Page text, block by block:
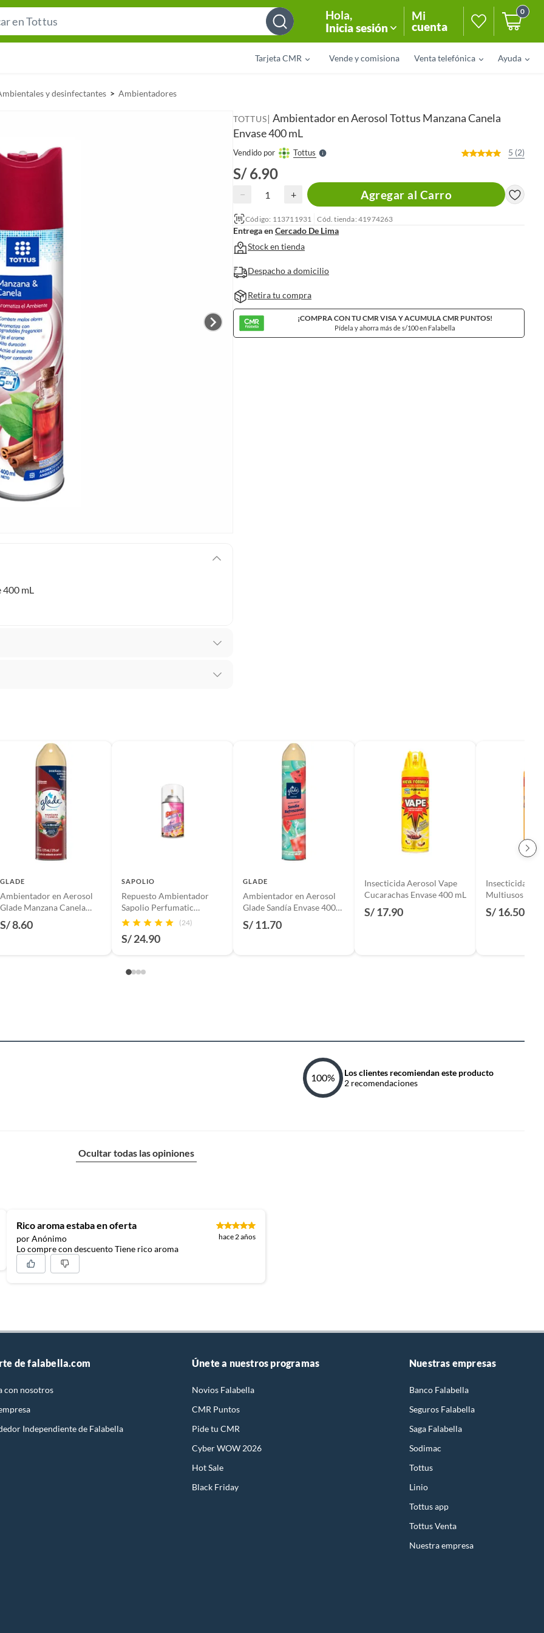
e
h
Hola,
Inicia sesión
Mi
cuenta
0
Tarjeta CMR Vende y comisiona Venta telefónica Ayuda
y desinfectantes Ambientadores
mL
otras con restricciones y algunas que no se
tienen:
productos para asfalto, hormigón, albañilería.
productos para asfalto.
tecnología, línea blanca, colchones, muebles, bicicletas y
alimenticios, vitaminas.
TOTTUS| Ambientador en Aerosol Tottus Manzana Canela
Envase 400 mL
Vendido por Tottus S
e
r
5 (2)
S/ 6.90
− + Agregar al Carro
Código: 113711931 Cód. tienda: 41974263
Entrega enCercado De Lima
Stock en tienda
Despacho a domicilio
Retira tu compra
¡COMPRA CON TU CMR VISA Y ACUMULA CMR PUNTOS!
Pídela y ahorra más de s/100 en Falabella
GLADE
Ambientador en Aerosol
Glade Manzana Canela
Envase 275 mL
S/ 8.60
SAPOLIO
Repuesto Ambientador
Sapolio Perfumatic
Popurrí Flores Envase 240
(24)
S/ 24.90
GLADE
Ambientador en Aerosol
Glade Sandía Envase 400
mL
S/ 11.70
Insecticida Aerosol Vape
Cucarachas Envase 400 mL
S/ 17.90
Insecticida
Multiusos
S/ 16.50
100%
Los clientes recomiendan este producto
2 recomendaciones
Ocultar todas las opiniones
Rico aroma estaba en oferta
por Anónimo hace 2 años
Lo compre con descuento Tiene rico aroma
de falabella.com
con nosotros
Independiente de Falabella
Únete a nuestros programas
Novios Falabella
CMR Puntos
Pide tu CMR
Cyber WOW 2026
Hot Sale
Black Friday
Nuestras empresas
Banco Falabella
Seguros Falabella
Saga Falabella
Sodimac
Tottus
Linio
Tottus app
Tottus Venta
Nuestra empresa